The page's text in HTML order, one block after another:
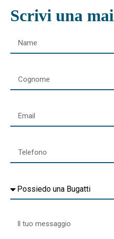
Scrivi una